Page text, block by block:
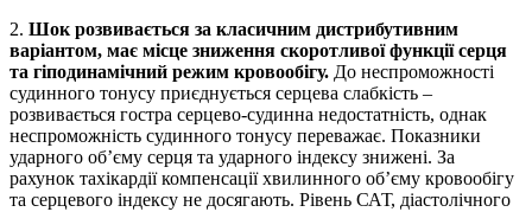
2. Шок розвивається за класичним дистрибутивним
варіантом, має місце зниження скоротливої функції серця
та гіподинамічний режим кровообігу. До неспроможності
судинного тонусу приєднується серцева слабкість –
розвивається гостра серцево-судинна недостатність, однак
неспроможність судинного тонусу переважає. Показники
ударного об’єму серця та ударного індексу знижені. За
рахунок тахікардії компенсації хвилинного об’єму кровообігу
та серцевого індексу не досягають. Рівень САТ, діастолічного